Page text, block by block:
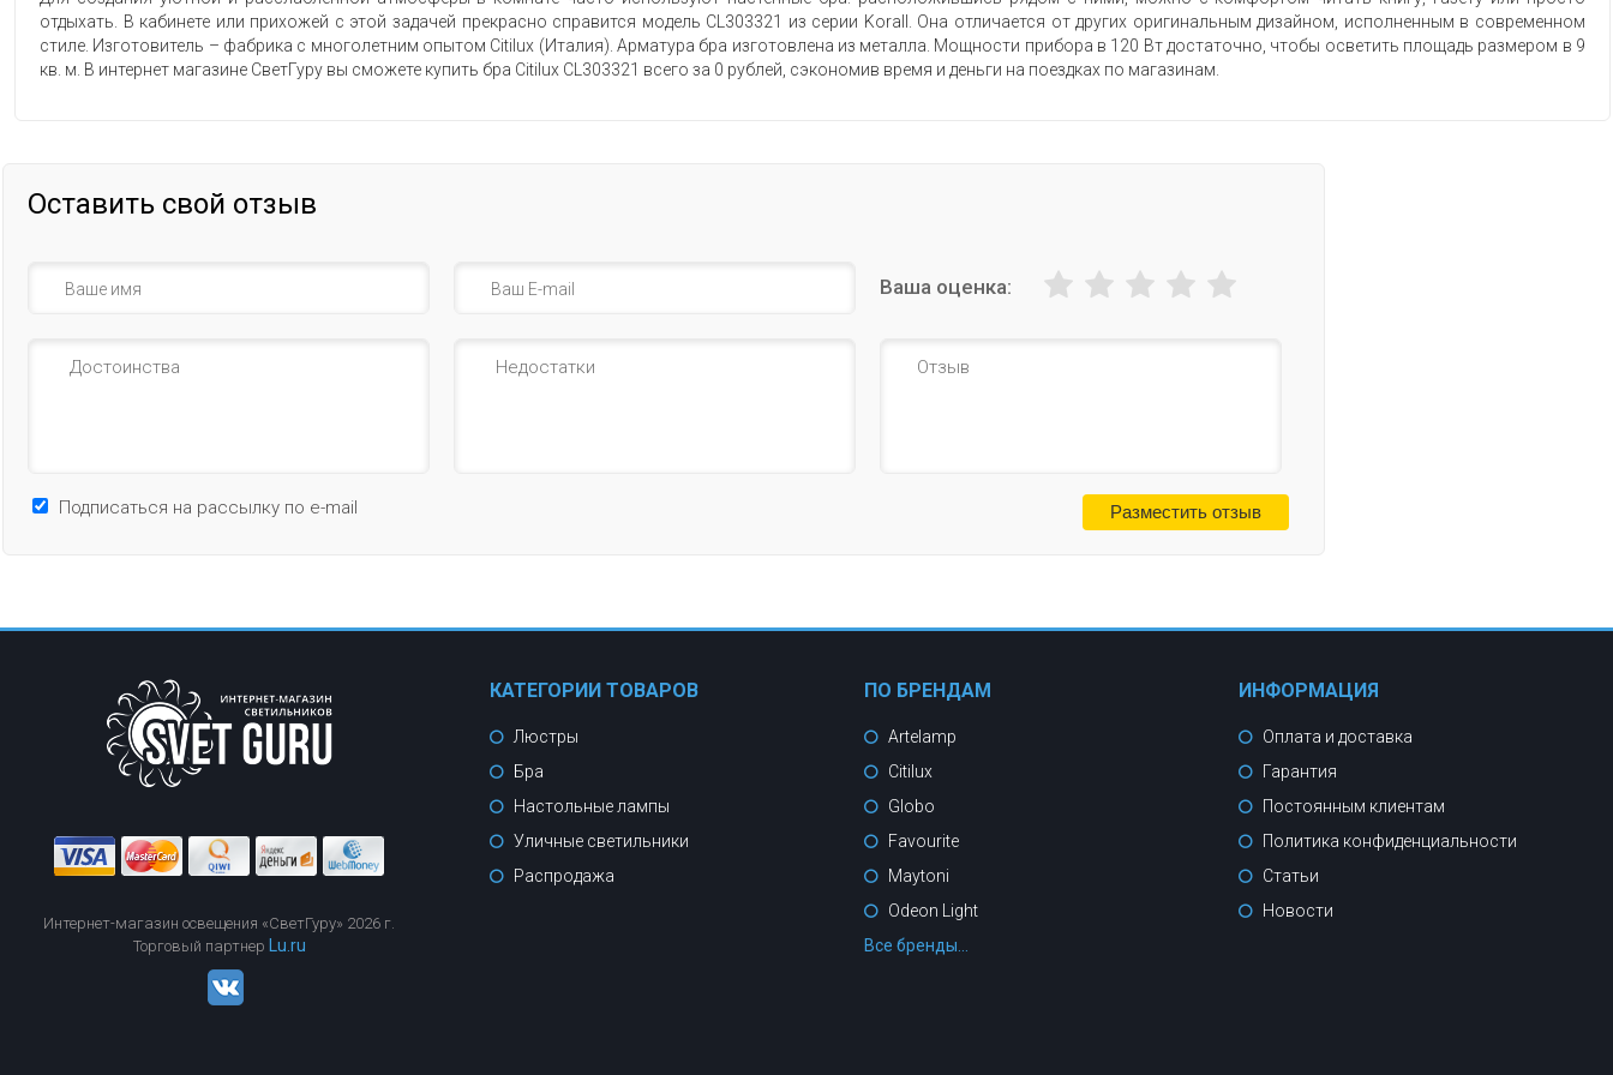
отдыхать. В кабинете или прихожей с этой задачей прекрасно справится модель CL303321 из серии Korall. Она отличается от других оригинальным дизайном, исполненным в современном
стиле. Изготовитель – фабрика с многолетним опытом Citilux (Италия). Арматура бра изготовлена из металла. Мощности прибора в 120 Вт достаточно, чтобы осветить площадь размером в 9
кв. м. В интернет магазине СветГуру вы сможете купить бра Citilux CL303321 всего за 0 рублей, сэкономив время и деньги на поездках по магазинам.
Оставить свой отзыв
Ваша оценка:
Подписаться на рассылку по e-mail
Интернет-магазин освещения «СветГуру» 2026 г.
Торговый партнер
Lu.ru
КАТЕГОРИИ ТОВАРОВ
Люстры
Бра
Настольные лампы
Уличные светильники
Распродажа
ПО БРЕНДАМ
Artelamp
Citilux
Globo
Favourite
Maytoni
Odeon Light
Все бренды...
ИНФОРМАЦИЯ
Оплата и доставка
Гарантия
Постоянным клиентам
Политика конфиденциальности
Статьи
Новости